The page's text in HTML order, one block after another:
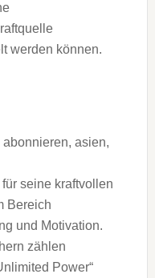
w‬erden können.
s‬eine kraftvollen
Bereich
u‬nd Motivation.
zählen
Power“